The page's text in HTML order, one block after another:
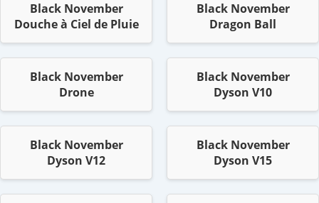
Black November
Douche à Ciel de Pluie
Black November
Dragon Ball
Black November
Drone
Black November
Dyson V10
Black November
Dyson V12
Black November
Dyson V15